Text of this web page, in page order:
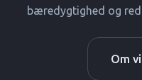
bæredygtighed og
Om